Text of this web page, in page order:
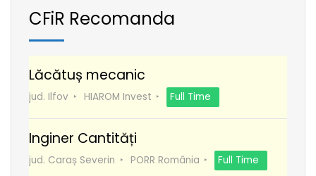
CFiR Recomanda
Lăcătuș mecanic
jud. Ilfov HIAROM Invest Full Time
Inginer Cantități
jud. Caraș Severin PORR România Full Time